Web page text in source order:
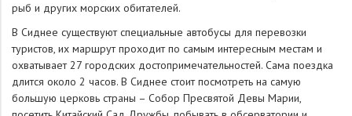
рыб и других морских обитателей.
В Сиднее существуют специальные автобусы для перевозки
туристов, их маршрут проходит по самым интересным местам и
охватывает 27 городских достопримечательностей. Сама поездка
длится около 2 часов. В Сиднее стоит посмотреть на самую
большую церковь страны – Собор Пресвятой Девы Марии,